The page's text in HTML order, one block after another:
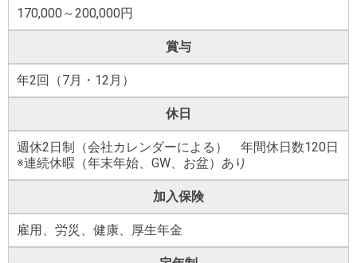
170,000～200,000円
賞与
年2回（7月・12月）
休日
週休2日制（会社カレンダーによる） 年間休日数120日
※連続休暇（年末年始、GW、お盆）あり
加入保険
雇用、労災、健康、厚生年金